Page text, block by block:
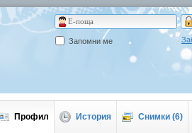
Запомни ме
Профил История Снимки (6)